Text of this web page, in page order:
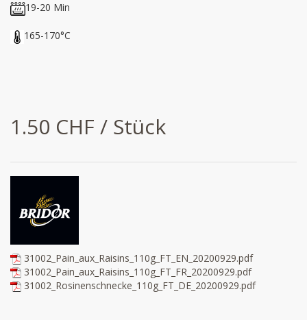
19-20 Min
165-170°C
1.50 CHF / Stück
31002_Pain_aux_Raisins_110g_FT_EN_20200929.pdf
31002_Pain_aux_Raisins_110g_FT_FR_20200929.pdf
31002_Rosinenschnecke_110g_FT_DE_20200929.pdf